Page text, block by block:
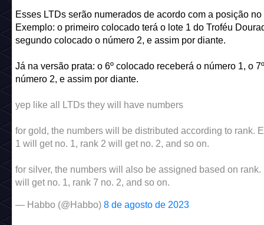
Esses LTDs serão numerados de acordo com a posição no
Exemplo: o primeiro colocado terá o lote 1 do Troféu
segundo colocado o número 2, e assim por diante.
Já na versão prata: o 6º colocado receberá o número 1, o
número 2, e assim por diante.
yep like all LTDs they will have numbers
for gold, the numbers will be distributed according to rank.
1 will get no. 1, rank 2 will get no. 2, and so on.
for silver, the numbers will also be assigned based on rank.
will get no. 1, rank 7 no. 2, and so on.
— Habbo (@Habbo) 8 de agosto de 2023